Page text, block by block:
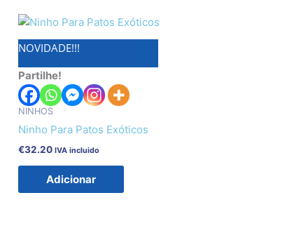
NOVIDADE!!!
Partilhe!
NINHOS
Ninho Para Patos Exóticos
€32.20 IVA incluido
Adicionar